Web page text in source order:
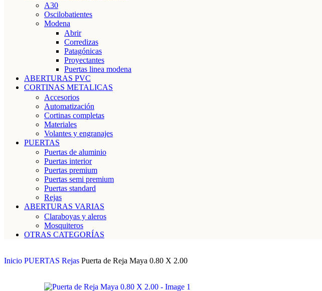
A30
Oscilobatientes
Modena
Abrir
Corredizas
Patagónicas
Proyectantes
Puertas linea modena
ABERTURAS PVC
CORTINAS METALICAS
Accesorios
Automatización
Cortinas completas
Materiales
Volantes y engranajes
PUERTAS
Puertas de aluminio
Puertas interior
Puertas premium
Puertas semi premium
Puertas standard
Rejas
ABERTURAS VARIAS
Claraboyas y aleros
Mosquiteros
OTRAS CATEGORÍAS
Inicio PUERTAS Rejas Puerta de Reja Maya 0.80 X 2.00